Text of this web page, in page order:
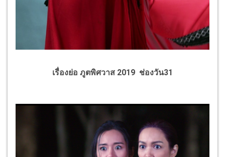
เรื่องย่อ ภูตพิศวาส 2019 ช่องวัน31